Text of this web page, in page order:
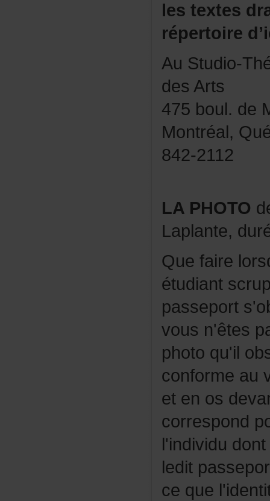
AuStudio-
desArts
842-2112
LAPHOTO